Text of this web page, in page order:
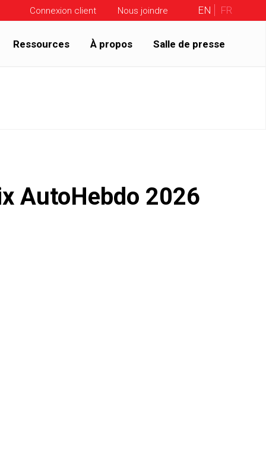
Connexion client Nous joindre EN FR
Ressources À propos Salle de presse
AutoHebdo 2026